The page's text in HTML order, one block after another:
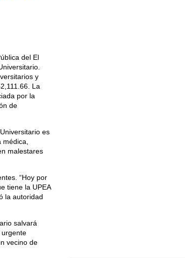
del El
y
La
por la
de
es
malestares
“Hoy por
tiene la UPEA
la autoridad
salvará
urgente
vecino de